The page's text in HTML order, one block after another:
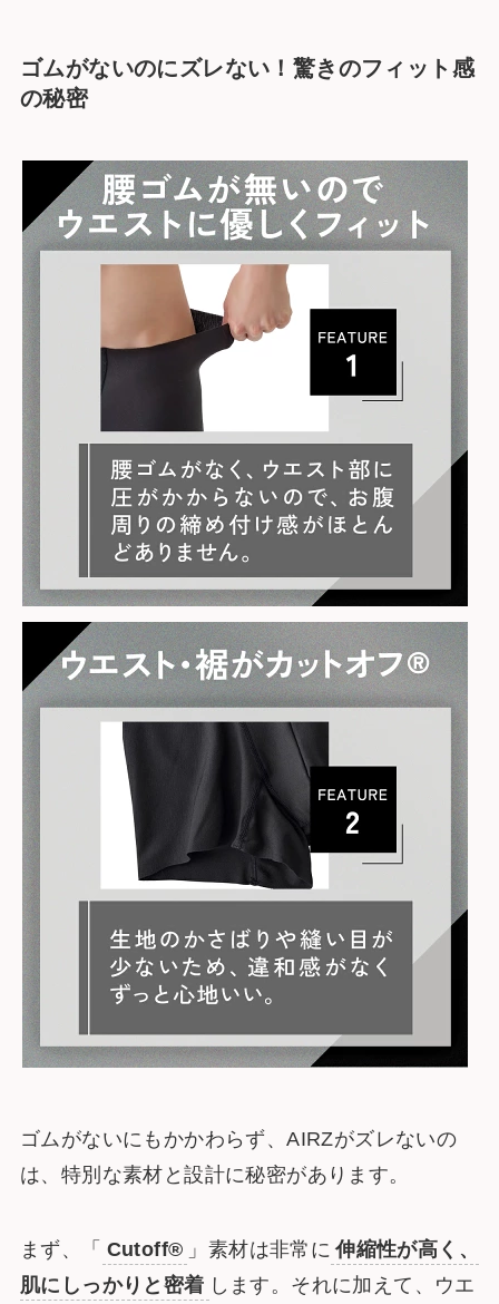
ゴムがないのにズレない！驚きのフィット感
の秘密
ゴムがないにもかかわらず、AIRZがズレないの
は、特別な素材と設計に秘密があります。
まず、「 Cutoff® 」素材は非常に 伸縮性が高く、
肌にしっかりと密着 します。それに加えて、ウエ